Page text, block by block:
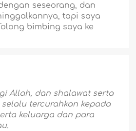
seseorang, dan
tapi saya
bimbing saya ke
Allah, dan shalawat serta
tercurahkan kepada
keluarga dan para